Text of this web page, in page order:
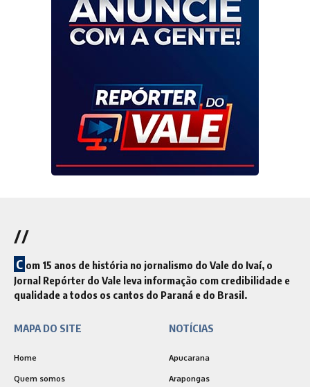
//
C om 15 anos de história no jornalismo do Vale do Ivaí, o
Jornal Repórter do Vale leva informação com credibilidade e
qualidade a todos os cantos do Paraná e do Brasil.
MAPA DO SITE
Home
Quem somos
NOTÍCIAS
Apucarana
Arapongas